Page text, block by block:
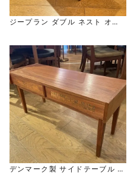
ジープラン ダブル ネスト オブ
of Table
デンマーク製 サイドテーブル